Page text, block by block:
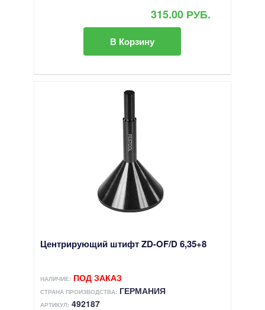
315.00 РУБ.
В Корзину
Центрирующий штифт ZD-OF/D 6,35+8
НАЛИЧИЕ: ПОД ЗАКАЗ
СТРАНА ПРОИЗВОДСТВА:ГЕРМАНИЯ
АРТИКУЛ:492187